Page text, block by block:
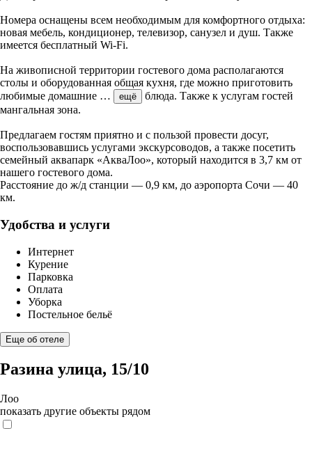
Номера оснащены всем необходимым для комфортного отдыха:
новая мебель, кондиционер, телевизор, санузел и душ. Также
имеется бесплатный Wi-Fi.
На живописной территории гостевого дома располагаются
столы и оборудованная общая кухня, где можно приготовить
любимые домашние … ещё
блюда. Также к услугам гостей
мангальная зона.
Предлагаем гостям приятно и с пользой провести досуг,
воспользовавшись услугами экскурсоводов, а также посетить
семейный аквапарк «АкваЛоо», который находится в 3,7 км от
нашего гостевого дома.
Расстояние до ж/д станции — 0,9 км, до аэропорта Сочи — 40
км.
Удобства и услуги
Интернет
Курение
Парковка
Оплата
Уборка
Постельное бельё
Еще об отеле
Разина улица, 15/10
Лоо
показать другие объекты рядом